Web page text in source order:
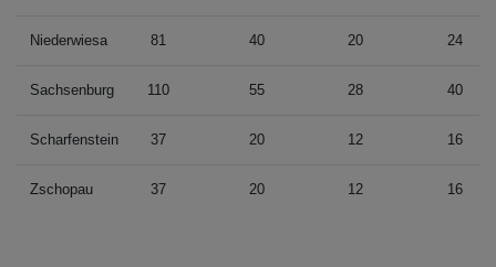
Niederwiesa 81 40 20 24
Sachsenburg 110 55 28 40
Scharfenstein 37 20 12 16
Zschopau 37 20 12 16